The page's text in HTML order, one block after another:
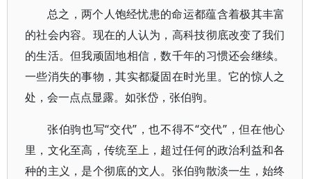
总之，两个人饱经忧患的命运都蕴含着极其丰富
的社会内容。现在的人认为，高科技彻底改变了我们
的生活。但我顽固地相信，数千年的习惯还会继续。
一些消失的事物，其实都凝固在时光里。它的惊人之
处，会一点点显露。如张岱，张伯驹。
张伯驹也写“交代”，也不得不“交代”，但在他心
里，文化至高，传统至上，超过任何的政治利益和各
种的主义，是个彻底的文人。张伯驹散淡一生，始终